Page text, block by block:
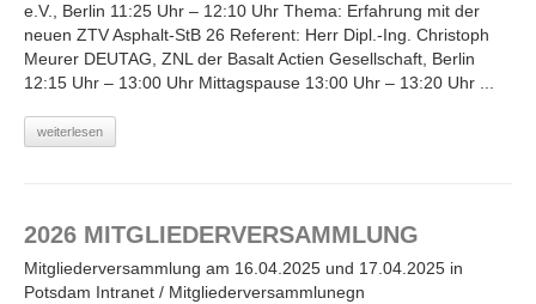
e.V., Berlin 11:25 Uhr – 12:10 Uhr Thema: Erfahrung mit der
neuen ZTV Asphalt-StB 26 Referent: Herr Dipl.-Ing. Christoph
Meurer DEUTAG, ZNL der Basalt Actien Gesellschaft, Berlin
12:15 Uhr – 13:00 Uhr Mittagspause 13:00 Uhr – 13:20 Uhr ...
weiterlesen
2026 MITGLIEDERVERSAMMLUNG
Mitgliederversammlung am 16.04.2025 und 17.04.2025 in
Potsdam Intranet / Mitgliederversammlunegn